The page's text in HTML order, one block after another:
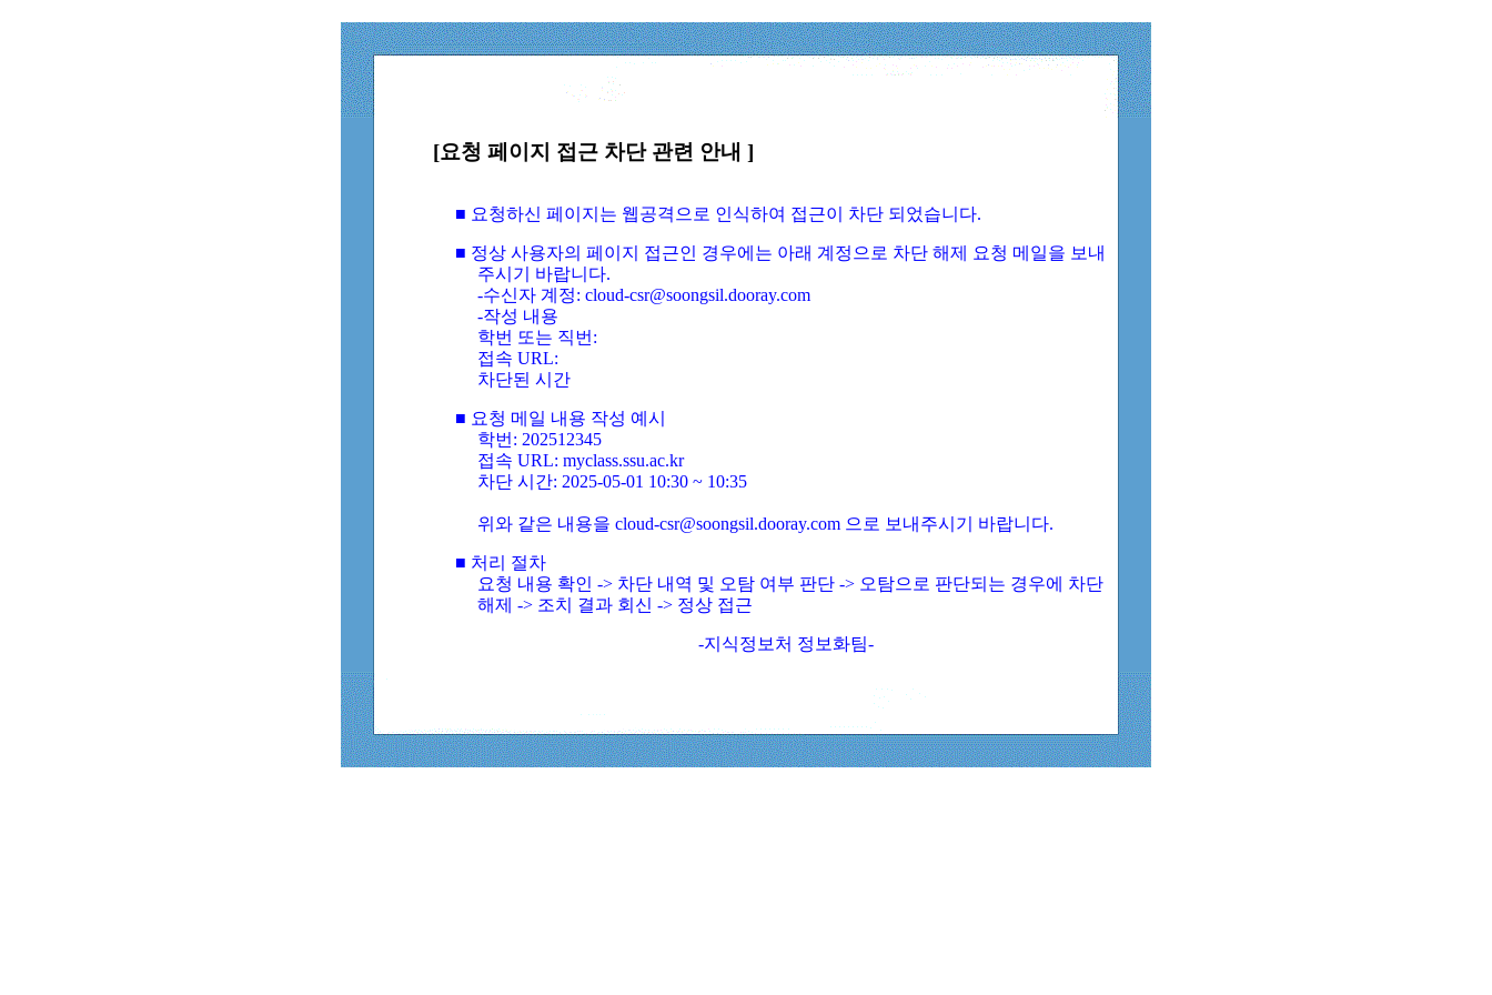
[요청 페이지 접근 차단 관련 안내 ]
■ 요청하신 페이지는 웹공격으로 인식하여 접근이 차단 되었습니다.
■ 정상 사용자의 페이지 접근인 경우에는 아래 계정으로 차단 해제 요청 메일을 보내
주시기 바랍니다.
-수신자 계정: cloud-csr@soongsil.dooray.com
-작성 내용
학번 또는 직번:
접속 URL:
차단된 시간
■ 요청 메일 내용 작성 예시
학번: 202512345
접속 URL: myclass.ssu.ac.kr
차단 시간: 2025-05-01 10:30 ~ 10:35
위와 같은 내용을 cloud-csr@soongsil.dooray.com 으로 보내주시기 바랍니다.
■ 처리 절차
요청 내용 확인 -> 차단 내역 및 오탐 여부 판단 -> 오탐으로 판단되는 경우에 차단
해제 -> 조치 결과 회신 -> 정상 접근
-지식정보처 정보화팀-